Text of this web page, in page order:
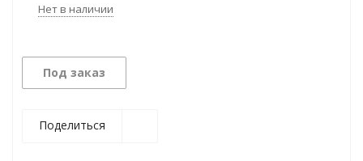
Нет в наличии
Под заказ
Поделиться